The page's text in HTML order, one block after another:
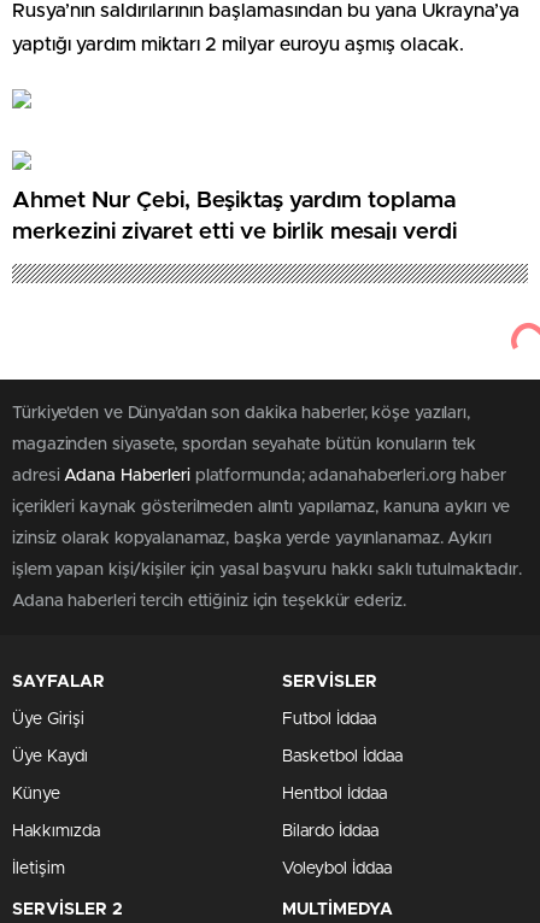
Rusya’nın saldırılarının başlamasından bu yana Ukrayna’ya
yaptığı yardım miktarı 2 milyar euroyu aşmış olacak.
Ahmet Nur Çebi, Beşiktaş yardım toplama
merkezini ziyaret etti ve birlik mesajı verdi
Türkiye'den ve Dünya’dan son dakika haberler, köşe yazıları,
magazinden siyasete, spordan seyahate bütün konuların tek
adresiAdana Haberleriplatformunda; adanahaberleri.org haber
içerikleri kaynak gösterilmeden alıntı yapılamaz, kanuna aykırı ve
izinsiz olarak kopyalanamaz, başka yerde yayınlanamaz. Aykırı
işlem yapan kişi/kişiler için yasal başvuru hakkı saklı tutulmaktadır.
Adana haberleri tercih ettiğiniz için teşekkür ederiz.
SAYFALAR
Üye Girişi
Üye Kaydı
Künye
Hakkımızda
İletişim
SERVİSLER
Futbol İddaa
Basketbol İddaa
Hentbol İddaa
Bilardo İddaa
Voleybol İddaa
SERVİSLER 2 MULTİMEDYA